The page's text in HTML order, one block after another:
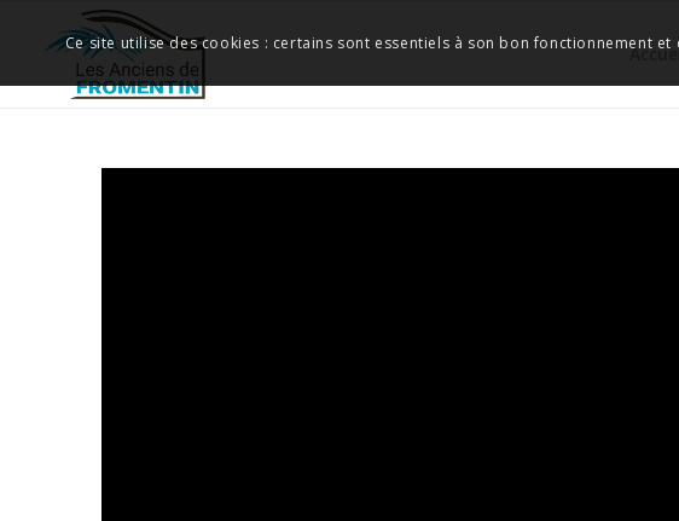
Ce site utilise des cookies : certains sont essentiels à son bon fonctionnement